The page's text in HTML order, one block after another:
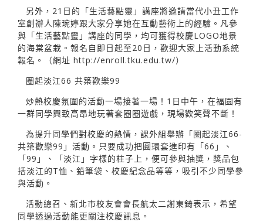
另外，21日的「生活藝點靈」講座將邀請當代小丑工作
室創辦人陳琬婷跟大家分享她在互動藝術上的經驗。凡參
與「生活藝點靈」講座的同學，均可獲得校慶LOGO地景
的海棠盆栽。報名自即日起至20日，歡迎大家上活動系統
報名。（網址 http://enroll.tku.edu.tw/）
圈起淡江66 共築歡樂99
炒熱校慶氛圍的活動一場接著一場！1日中午，在福園有
一群同學興致高昂地玩著套圈圈遊戲，現場歡笑聲不斷！
為提升同學們對校慶的熱情，課外組舉辦「圈起淡江66-
共築歡樂99」活動。只要成功把圓環套進印有「66」、
「99」、「淡江」字樣的柱子上，便可參與抽獎，獎品包
括淡江的T恤、鉛筆袋、校慶紀念品等等，吸引不少同學參
與活動。
活動總召、新北市校友會會長航太二謝東錡表示，希望
同學透過活動能更關注校慶訊息。